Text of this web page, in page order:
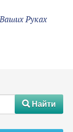
Руках
#Найти